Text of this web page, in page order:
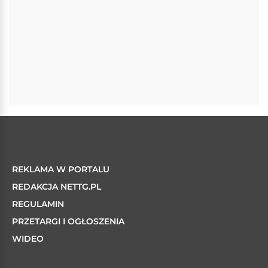
REKLAMA W PORTALU
REDAKCJA NETTG.PL
REGULAMIN
PRZETARGI I OGŁOSZENIA
WIDEO